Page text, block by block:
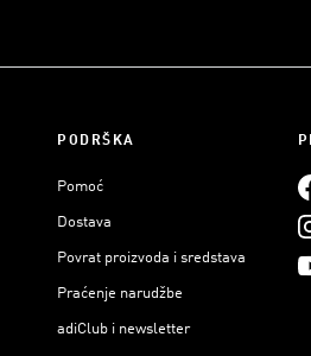
PODRŠKA
Pomoć
Dostava
Povrat proizvoda i sredstava
Praćenje narudžbe
adiClub i newsletter